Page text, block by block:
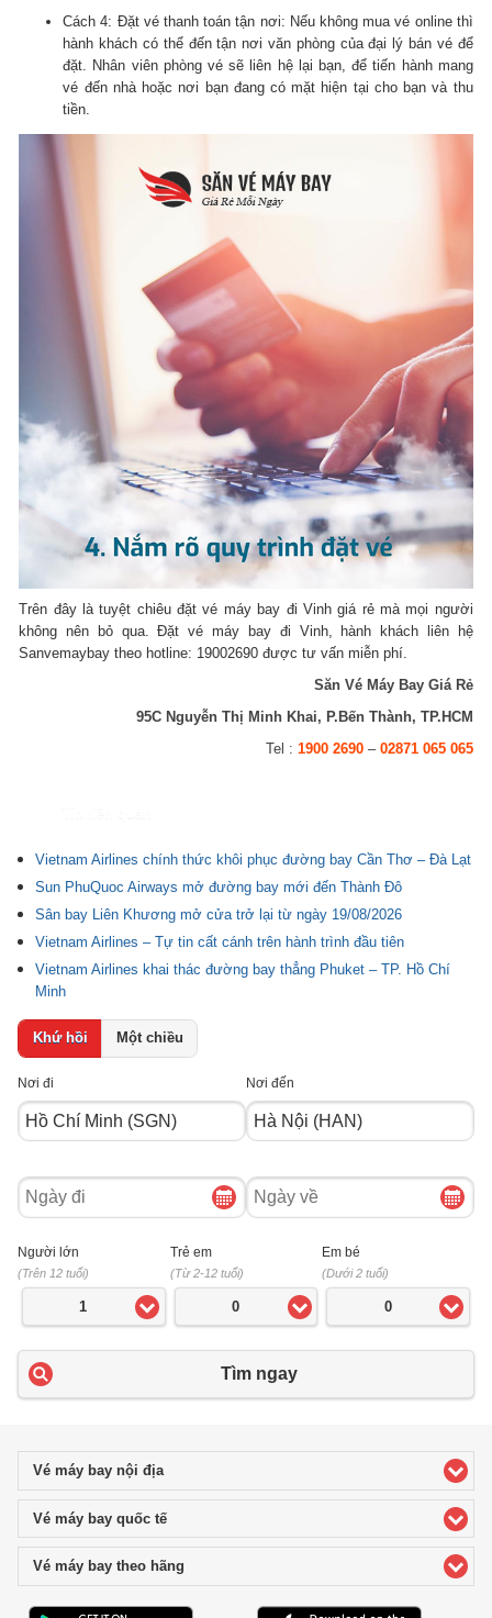
Cách 4: Đặt vé thanh toán tận nơi: Nếu không mua vé online thì
hành khách có thể đến tận nơi văn phòng của đại lý bán vé để
đặt. Nhân viên phòng vé sẽ liên hệ lại bạn, để tiến hành mang
vé đến nhà hoặc nơi bạn đang có mặt hiện tại cho bạn và thu
tiền.
Trên đây là tuyệt chiêu đặt vé máy bay đi Vinh giá rẻ mà mọi người
không nên bỏ qua. Đặt vé máy bay đi Vinh, hành khách liên hệ
Sanvemaybay theo hotline: 19002690 được tư vấn miễn phí.
Săn Vé Máy Bay Giá Rẻ
95C Nguyễn Thị Minh Khai, P.Bến Thành, TP.HCM
Tel : 1900 2690– 02871 065 065
Vietnam Airlines chính thức khôi phục đường bay Cần Thơ – Đà Lạt
Sun PhuQuoc Airways mở đường bay mới đến Thành Đô
Sân bay Liên Khương mở cửa trở lại từ ngày 19/08/2026
Vietnam Airlines – Tự tin cất cánh trên hành trình đầu tiên
Vietnam Airlines khai thác đường bay thẳng Phuket – TP. Hồ Chí
Minh
Khứ hồi Một chiều
Nơi đi Nơi đến
Ngày
đi
Ngày
về
Người lớn
(Trên 12 tuổi)
1
Trẻ em
(Từ 2-12 tuổi)
0
Em bé
(Dưới 2 tuổi)
0
Tìm ngay
Vé máy bay nội địaclick to expand contents
Vé máy bay quốc tếclick to expand contents
Vé máy bay theo hãng